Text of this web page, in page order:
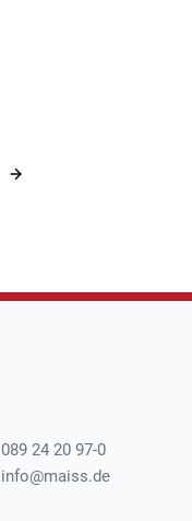
089 24 20 97-0
info@maiss.de